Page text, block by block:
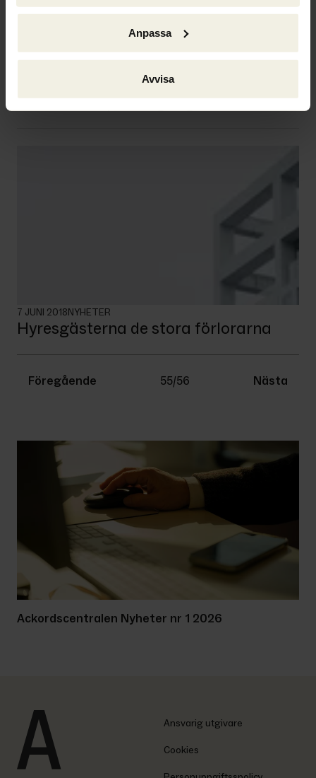
Anpassa
Avvisa
Byggindustrin ännu inte påverkad av
bomarknad på nedgång
7 JUNI 2018NYHETER
Hyresgästerna de stora förlorarna
Föregående 55/56 Nästa
Ackordscentralen Nyheter nr 1 2026
Ansvarig utgivare
Cookies